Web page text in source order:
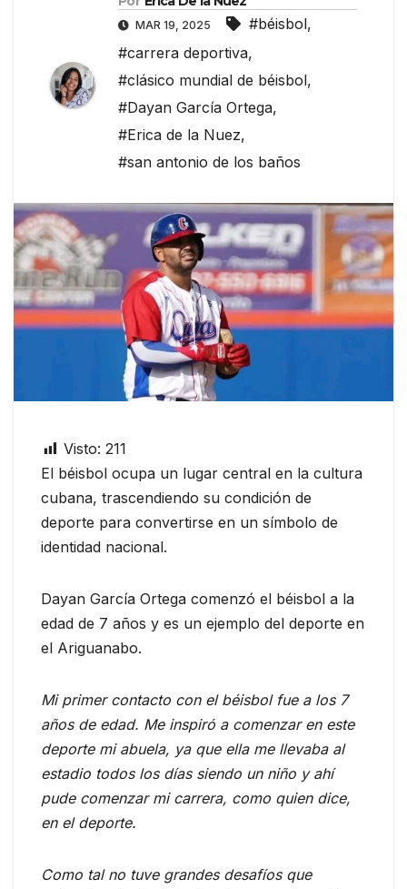
MAR 19, 2025 #béisbol,
#carrera deportiva,
#clásico mundial de béisbol,
#Dayan García Ortega,
#Erica de la Nuez,
#san antonio de los baños
Visto: 211
El béisbol ocupa un lugar central en la cultura
cubana, trascendiendo su condición de
deporte para convertirse en un símbolo de
identidad nacional.
Dayan García Ortega comenzó el béisbol a la
edad de 7 años y es un ejemplo del deporte en
el Ariguanabo.
Mi primer contacto con el béisbol fue a los 7
años de edad. Me inspiró a comenzar en este
deporte mi abuela, ya que ella me llevaba al
estadio todos los días siendo un niño y ahí
pude comenzar mi carrera, como quien dice,
en el deporte.
Como tal no tuve grandes desafíos que